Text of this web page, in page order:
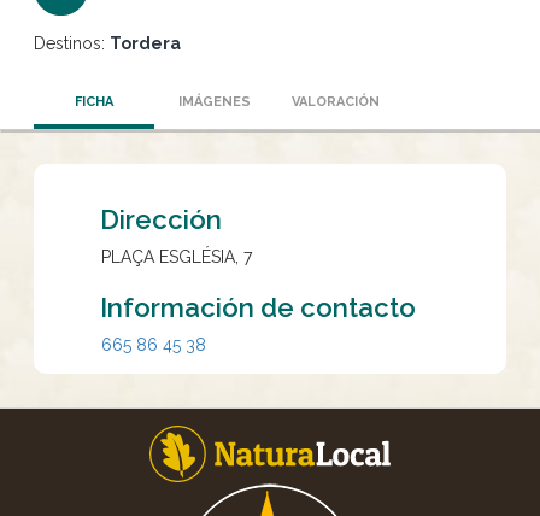
Destinos: Tordera
FICHA IMÁGENES VALORACIÓN
Dirección
PLAÇA ESGLÉSIA, 7
Información de contacto
665 86 45 38